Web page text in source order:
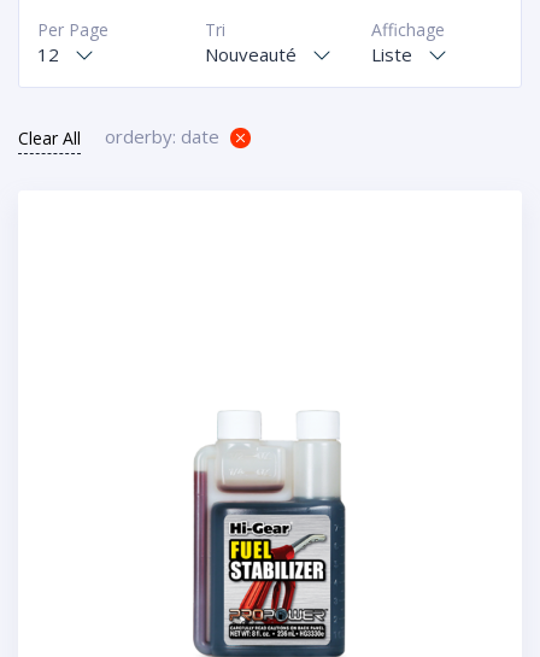
Affichage
Liste
Tri
Nouveauté
Per Page
12
Clear All orderby: date